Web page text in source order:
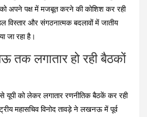
अपने पक्ष में मजबूत करने की कोशिश कर रही
विस्तार और संगठनात्मक बदलावों में जातीय
जा रहा है।
तक लगातार हो रही बैठकों
यूपी को लेकर लगातार रणनीतिक बैठकें कर रही
महासचिव विनोद तावड़े ने लखनऊ में पूर्व